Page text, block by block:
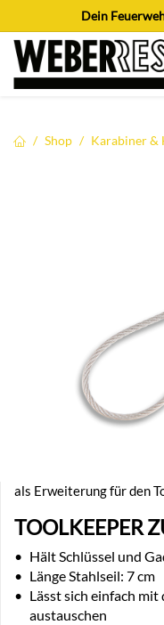
Zum Inhalt springen
Dein
Shop Karabiner &
als Erweiterung für den
TOOLKEEPER
• Hält Schlüssel und
• Länge Stahlseil: 7 cm
• Lässt sich einfach
austauschen